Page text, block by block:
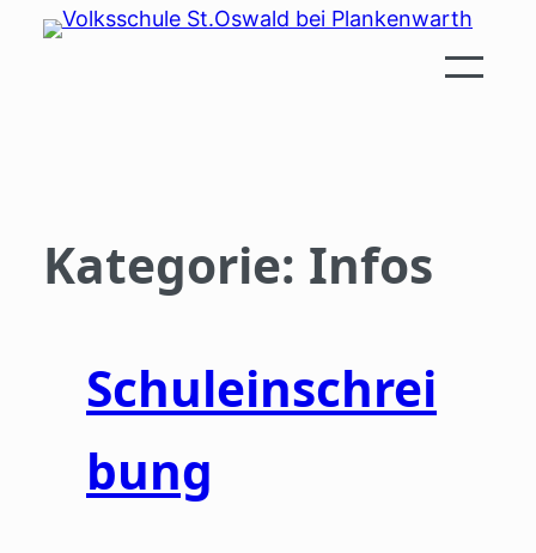
Kategorie: Infos
Schuleinschrei
bung